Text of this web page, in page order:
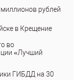
рублей
в Крещение
во
«Лучший
ГИБДД на 30